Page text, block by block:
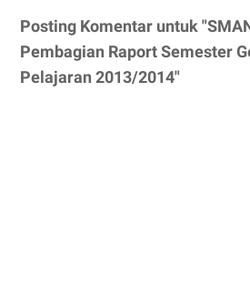
Posting Komentar untuk
Pembagian Raport Semester
Pelajaran 2013/2014"